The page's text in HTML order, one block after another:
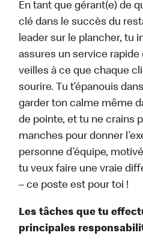
En tant que gérant(e) de
clé dans le succès du
leader sur le plancher, tu
assures un service rapide
veilles à ce que chaque
sourire. Tu t’épanouis
garder ton calme même
de pointe, et tu ne crains
manches pour donner
personne d’équipe,
tu veux faire une vraie
– ce poste est pour toi !
Les tâches que tu
principales